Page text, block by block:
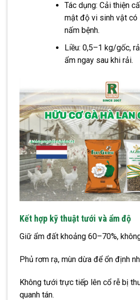
Tác dụng: Cải thiện
mật độ vi sinh vật có
nấm bệnh.
Liều: 0,5–1 kg/gốc,
ẩm ngay sau khi rải.
Kết hợp kỹ thuật tưới và ẩm độ
Giữ ẩm đất khoảng 60–70%,
Phủ rơm rạ, mùn dừa để ổn định
Không tưới trực tiếp lên cổ rễ bị
quanh tán.